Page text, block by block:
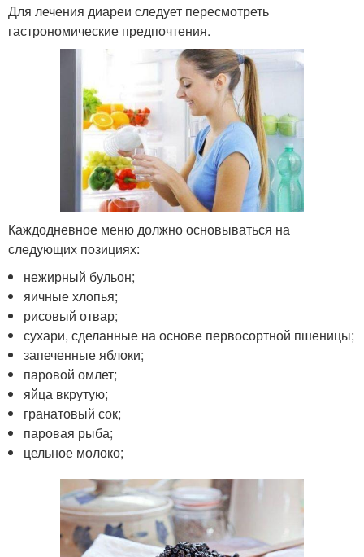
Для лечения диареи следует пересмотреть
гастрономические предпочтения.
Каждодневное меню должно основываться на
следующих позициях:
нежирный бульон;
яичные хлопья;
рисовый отвар;
сухари, сделанные на основе первосортной пшеницы;
запеченные яблоки;
паровой омлет;
яйца вкрутую;
гранатовый сок;
паровая рыба;
цельное молоко;